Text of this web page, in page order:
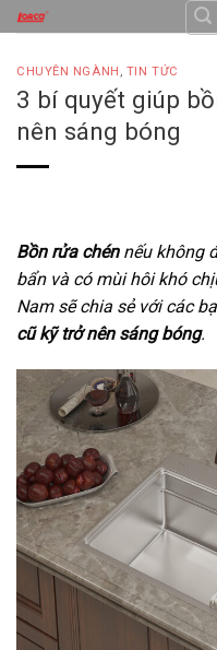
Skip
to
content
CHUYÊN NGÀNH , TIN TỨC
3 bí quyết giúp
nên sáng bóng
Bồn rửa chénnếu không
bẩn và có mùi hôi khó
Nam sẽ chia sẻ với các
cũ kỹ trở nên sáng bóng.